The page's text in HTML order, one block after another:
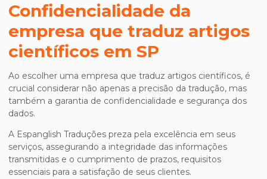
Confidencialidade da
empresa que traduz artigos
científicos em SP
Ao escolher uma empresa que traduz artigos científicos, é
crucial considerar não apenas a precisão da tradução, mas
também a garantia de confidencialidade e segurança dos
dados.
A Espanglish Traduções preza pela excelência em seus
serviços, assegurando a integridade das informações
transmitidas e o cumprimento de prazos, requisitos
essenciais para a satisfação de seus clientes.